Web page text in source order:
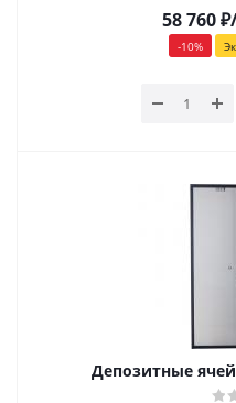
58 760₽
-10%
Депозитные